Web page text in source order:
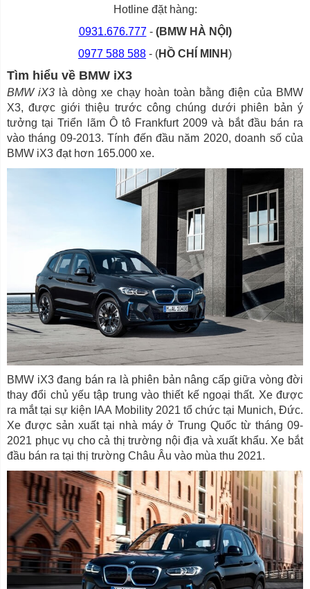
Hotline đặt hàng:
0931.676.777- (BMW HÀ NỘI)
0977 588 588 - (HỒ CHÍ MINH)
Tìm hiểu về BMW iX3
BMW iX3 là dòng xe chạy hoàn toàn bằng điện của BMW
X3, được giới thiệu trước công chúng dưới phiên bản ý
tưởng tại Triển lãm Ô tô Frankfurt 2009 và bắt đầu bán ra
vào tháng 09-2013. Tính đến đầu năm 2020, doanh số của
BMW iX3 đạt hơn 165.000 xe.
BMW iX3 đang bán ra là phiên bản nâng cấp giữa vòng đời
thay đổi chủ yếu tập trung vào thiết kế ngoại thất. Xe được
ra mắt tại sự kiện IAA Mobility 2021 tổ chức tại Munich, Đức.
Xe được sản xuất tại nhà máy ở Trung Quốc từ tháng 09-
2021 phục vụ cho cả thị trường nội địa và xuất khẩu. Xe bắt
đầu bán ra tại thị trường Châu Âu vào mùa thu 2021.